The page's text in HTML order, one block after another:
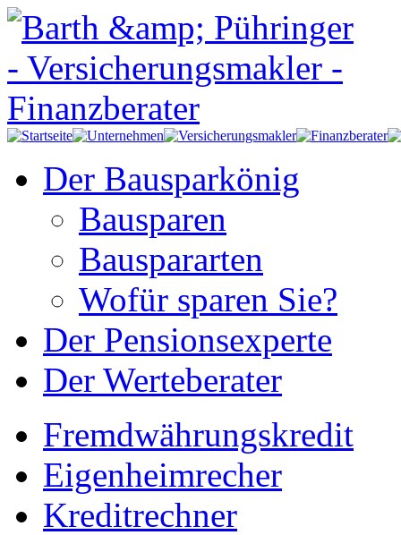
Der Bausparkönig
Bausparen
Bauspararten
Wofür sparen Sie?
Der Pensionsexperte
Der Werteberater
Fremdwährungskredit
Eigenheimrecher
Kreditrechner